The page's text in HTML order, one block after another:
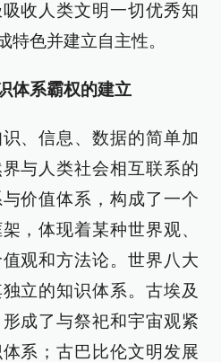
收人类文明一切优秀知
特色并建立自主性。
体系霸权的建立
、信息、数据的简单加
与人类社会相互联系的
价值体系，构成了一个
，体现着某种世界观、
观和方法论。世界八大
立的知识体系。古埃及
成了与祭祀和宇宙观紧
系；古巴比伦文明发展